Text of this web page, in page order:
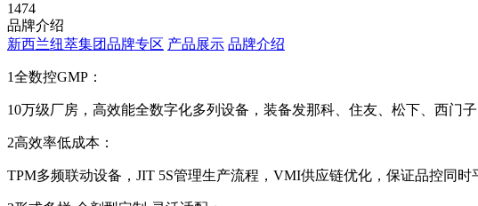
1474
品牌介绍
新西兰纽萃集团品牌专区 产品展示 品牌介绍
1全数控GMP：
10万级厂房，高效能全数字化多列设备，装备发那科、住友、松下、西门子
2高效率低成本：
TPM多频联动设备，JIT 5S管理生产流程，VMI供应链优化，保证品控同时